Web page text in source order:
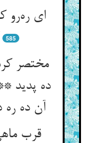
ای ره‌رو
585
مختصر
ده پدید
آن ده ره
قرب